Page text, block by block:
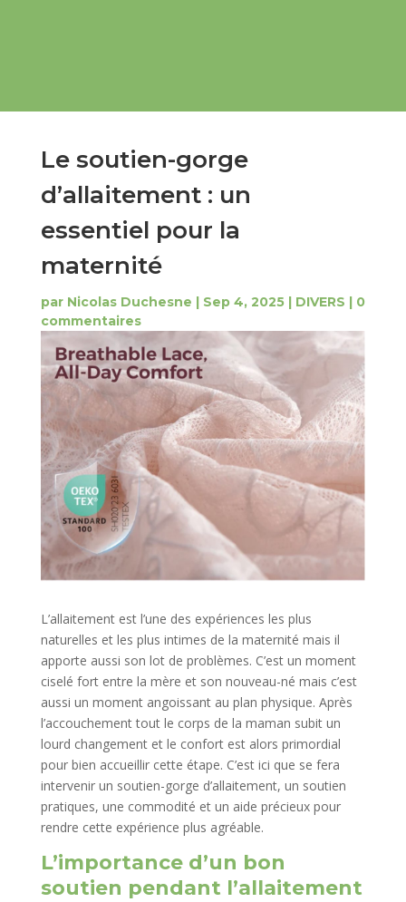
Le soutien-gorge
d’allaitement : un
essentiel pour la
maternité
par Nicolas Duchesne | Sep 4, 2025| DIVERS | 0
commentaires
L’allaitement est l’une des expériences les plus
naturelles et les plus intimes de la maternité mais il
apporte aussi son lot de problèmes. C’est un moment
ciselé fort entre la mère et son nouveau-né mais c’est
aussi un moment angoissant au plan physique. Après
l’accouchement tout le corps de la maman subit un
lourd changement et le confort est alors primordial
pour bien accueillir cette étape. C’est ici que se fera
intervenir un soutien-gorge d’allaitement, un soutien
pratiques, une commodité et un aide précieux pour
rendre cette expérience plus agréable.
L’importance d’un bon
soutien pendant l’allaitement